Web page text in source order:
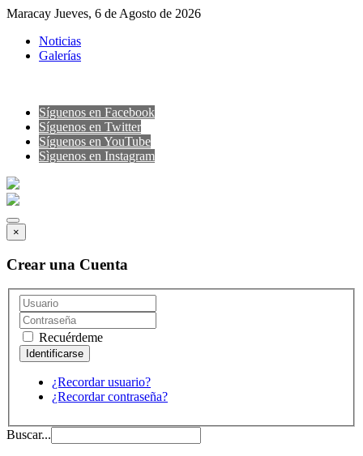
Maracay Jueves, 6 de Agosto de 2026
Noticias
Galerías
Síguenos en Facebook
Síguenos en Twitter
Síguenos en YouTube
Sìguenos en Instagram
×
Crear una Cuenta
Recuérdeme
¿Recordar usuario?
¿Recordar contraseña?
Buscar...